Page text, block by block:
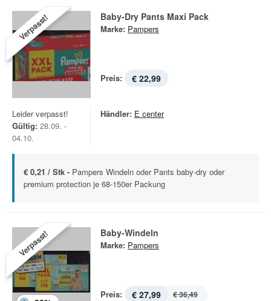
Verpasst! Baby-Dry Pants Maxi Pack
Marke: Pampers
Preis: € 22,99
Leider verpasst!
Gültig: 28.09. -
04.10.
Händler: E center
€ 0,21 / Stk - Pampers Windeln oder Pants baby-dry oder
premium protection je 68-150er Packung
Verpasst! Baby-Windeln
Marke: Pampers
Preis: € 27,99 € 36,49